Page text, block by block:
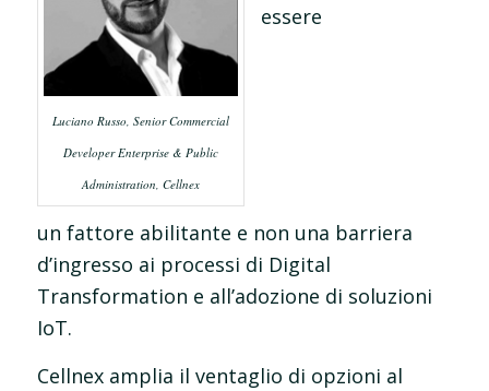
Luciano Russo, Senior Commercial
Developer Enterprise & Public
Administration, Cellnex
essere
un fattore abilitante e non una barriera
d’ingresso ai processi di Digital
Transformation e all’adozione di soluzioni
IoT.
Cellnex amplia il ventaglio di opzioni al